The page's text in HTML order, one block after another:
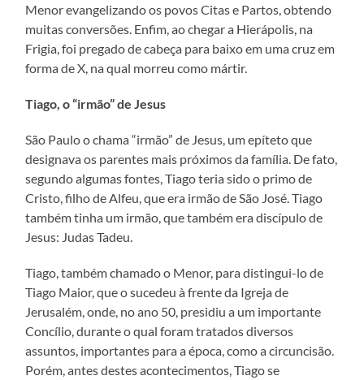
Menor evangelizando os povos Citas e Partos, obtendo
muitas conversões. Enfim, ao chegar a Hierápolis, na
Frigia, foi pregado de cabeça para baixo em uma cruz em
forma de X, na qual morreu como mártir.
Tiago, o “irmão” de Jesus
São Paulo o chama “irmão” de Jesus, um epíteto que
designava os parentes mais próximos da família. De fato,
segundo algumas fontes, Tiago teria sido o primo de
Cristo, filho de Alfeu, que era irmão de São José. Tiago
também tinha um irmão, que também era discípulo de
Jesus: Judas Tadeu.
Tiago, também chamado o Menor, para distingui-lo de
Tiago Maior, que o sucedeu à frente da Igreja de
Jerusalém, onde, no ano 50, presidiu a um importante
Concílio, durante o qual foram tratados diversos
assuntos, importantes para a época, como a circuncisão.
Porém, antes destes acontecimentos, Tiago se